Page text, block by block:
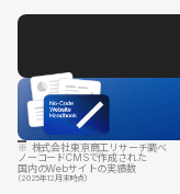
※ 株式会社東京商工リサーチ調べ
ノーコードCMSで作成された
国内のWebサイトの実績数
（2025年12月末時点）